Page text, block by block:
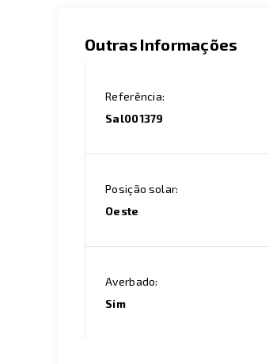
Outras Informações
Referência:
Sal001379
Posição solar:
Oeste
Averbado:
Sim